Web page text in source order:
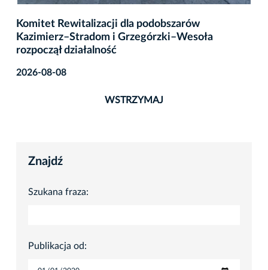
Komitet Rewitalizacji dla podobszarów
Kazimierz–Stradom i Grzegórzki–Wesoła
rozpoczął działalność
2026-08-08
WSTRZYMAJ
Znajdź
Szukana fraza:
Publikacja od: